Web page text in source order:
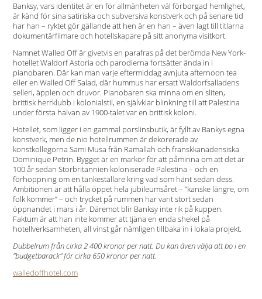
Banksy, vars identitet är en för allmänheten väl förborgad hemlighet,
är känd för sina satiriska och subversiva konstverk och på senare tid
har han – ryktet gör gällande att hen är en han – även lagt till titlarna
dokumentärfilmare och hotellskapare på sitt anonyma visitkort.
Namnet Walled Off är givetvis en parafras på det berömda New York-
hotellet Waldorf Astoria och parodierna fortsätter ända in i
pianobaren. Där kan man varje eftermiddag avnjuta afternoon tea
eller en Walled Off Salad, där hummus har ersatt Waldorfsalladens
selleri, äpplen och druvor. Pianobaren ska minna om en sliten,
brittisk herrklubb i kolonialstil, en självklar blinkning till att Palestina
under första halvan av 1900-talet var en brittisk koloni.
Hotellet, som ligger i en gammal porslinsbutik, är fyllt av Bankys egna
konstverk, men de nio hotellrummen är dekorerade av
konstkollegorna Sami Musa från Ramallah och franskkanadensiska
Dominique Petrin. Bygget är en markör för att påminna om att det är
100 år sedan Storbritannien koloniserade Palestina – och en
förhoppning om en tankeställare kring vad som hänt sedan dess.
Ambitionen är att hålla öppet hela jubileumsåret – ”kanske längre, om
folk kommer” – och trycket på rummen har varit stort sedan
öppnandet i mars i år. Däremot blir Banksy inte rik på kuppen.
Faktum är att han inte kommer att tjäna en enda shekel på
hotellverksamheten, all vinst går nämligen tillbaka in i lokala projekt.
Dubbelrum från cirka 2 400 kronor per natt. Du kan även välja att bo i en
”budgetbarack” för cirka 650 kronor per natt.
walledoffhotel.com